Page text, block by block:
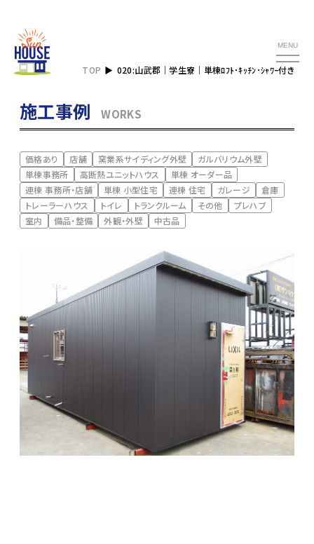
MENU
TOP 020:山武郡｜学生寮｜単棟ﾛﾌﾄ･ｷｯﾁﾝ･ｼｬﾜｰ付き
施工事例 WORKS
価格あり 店舗 窯業系サイディング外壁
ガルバリウム外壁
単棟事務所
高断熱ユニットハウス
単棟 オーダー品
連棟 事務所・店舗
単棟 小型住宅 連棟 住宅 ガレージ
倉庫
トレーラーハウス
トイレ トランクルーム その他
プレハブ
室内
備品・整備 外観・外壁 中古品